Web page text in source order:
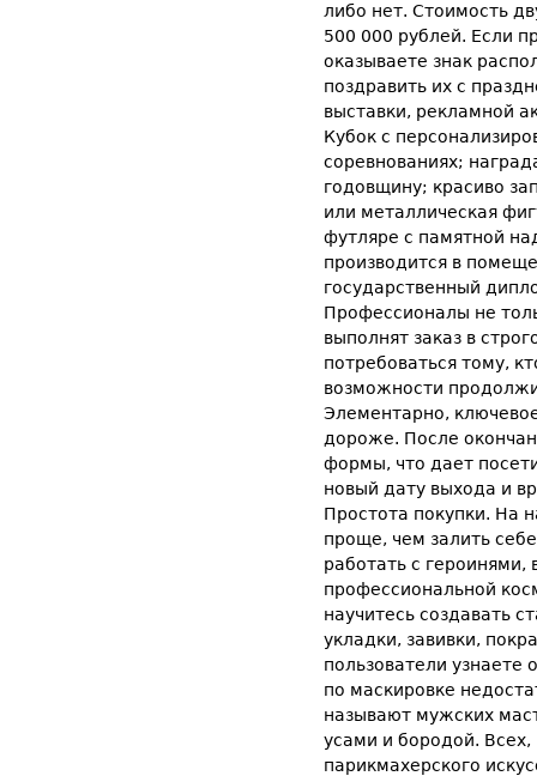
либо нет. Стоимость
500 000 рублей. Если
оказываете знак
поздравить их с
выставки, рекламной
Кубок с
соревнованиях;
годовщину; красиво
или металлическая
футляре с памятной
производится в
государственный
Профессионалы не
выполнят заказ в
потребоваться тому,
возможности
Элементарно,
дороже. После
формы, что дает
новый дату выхода и
Простота покупки. На
проще, чем залить
работать с героинями,
профессиональной
научитесь создавать
укладки, завивки,
пользователи узнаете
по маскировке
называют мужских
усами и бородой. Всех,
парикмахерского